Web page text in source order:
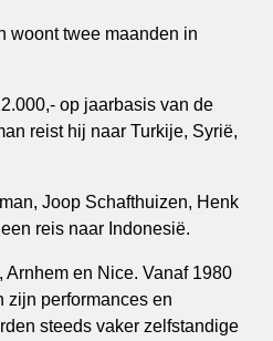
woont twee maanden in
op jaarbasis van de
reist hij naar Turkije, Syrië,
Joop Schafthuizen, Henk
reis naar Indonesië.
en Nice. Vanaf 1980
zijn performances en
steeds vaker zelfstandige